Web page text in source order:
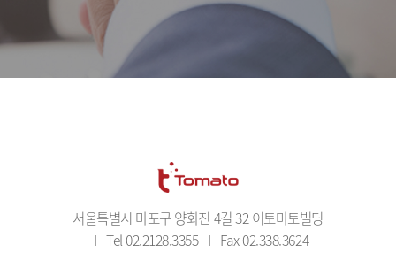
서울특별시 마포구 양화진 4길 32 이토마토빌딩
I Tel 02.2128.3355 I Fax 02.338.3624